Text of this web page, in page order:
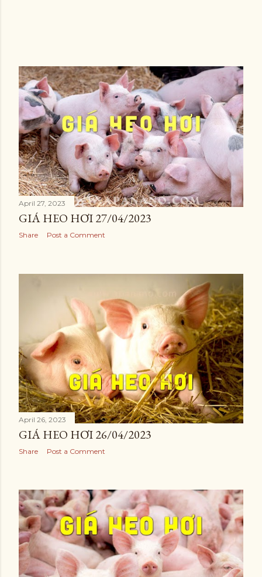
April 27, 2023
GIÁ HEO HƠI 27/04/2023
Share Post a Comment
April 26, 2023
GIÁ HEO HƠI 26/04/2023
Share Post a Comment